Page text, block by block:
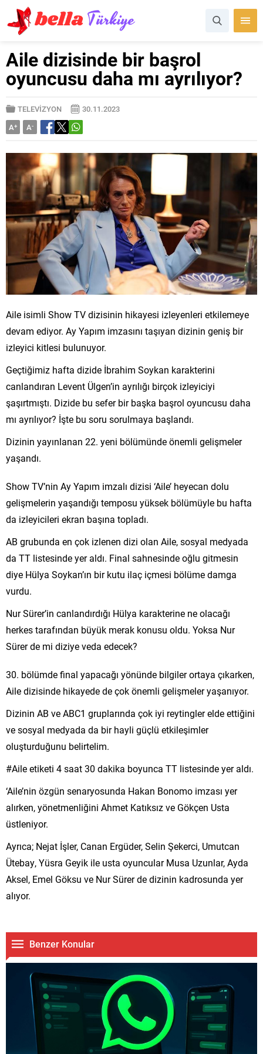
Aile dizisinde bir başrol
oyuncusu daha mı ayrılıyor?
TELEVİZYON
30.11.2023
A+ A-
Aile isimli Show TV dizisinin hikayesi izleyenleri etkilemeye
devam ediyor. Ay Yapım imzasını taşıyan dizinin geniş bir
izleyici kitlesi bulunuyor.
Geçtiğimiz hafta dizide İbrahim Soykan karakterini
canlandıran Levent Ülgen’in ayrılığı birçok izleyiciyi
şaşırtmıştı. Dizide bu sefer bir başka başrol oyuncusu daha
mı ayrılıyor? İşte bu soru sorulmaya başlandı.
Dizinin yayınlanan 22. yeni bölümünde önemli gelişmeler
yaşandı.
Show TV’nin Ay Yapım imzalı dizisi ‘Aile’ heyecan dolu
gelişmelerin yaşandığı temposu yüksek bölümüyle bu hafta
da izleyicileri ekran başına topladı.
AB grubunda en çok izlenen dizi olan Aile, sosyal medyada
da TT listesinde yer aldı. Final sahnesinde oğlu gitmesin
diye Hülya Soykan’ın bir kutu ilaç içmesi bölüme damga
vurdu.
Nur Sürer’in canlandırdığı Hülya karakterine ne olacağı
herkes tarafından büyük merak konusu oldu. Yoksa Nur
Sürer de mi diziye veda edecek?
30. bölümde final yapacağı yönünde bilgiler ortaya çıkarken,
Aile dizisinde hikayede de çok önemli gelişmeler yaşanıyor.
Dizinin AB ve ABC1 gruplarında çok iyi reytingler elde ettiğini
ve sosyal medyada da bir hayli güçlü etkileşimler
oluşturduğunu belirtelim.
#Aile etiketi 4 saat 30 dakika boyunca TT listesinde yer aldı.
‘Aile’nin özgün senaryosunda Hakan Bonomo imzası yer
alırken, yönetmenliğini Ahmet Katıksız ve Gökçen Usta
üstleniyor.
Ayrıca; Nejat İşler, Canan Ergüder, Selin Şekerci, Umutcan
Ütebay, Yüsra Geyik ile usta oyuncular Musa Uzunlar, Ayda
Aksel, Emel Göksu ve Nur Sürer de dizinin kadrosunda yer
alıyor.
Benzer Konular